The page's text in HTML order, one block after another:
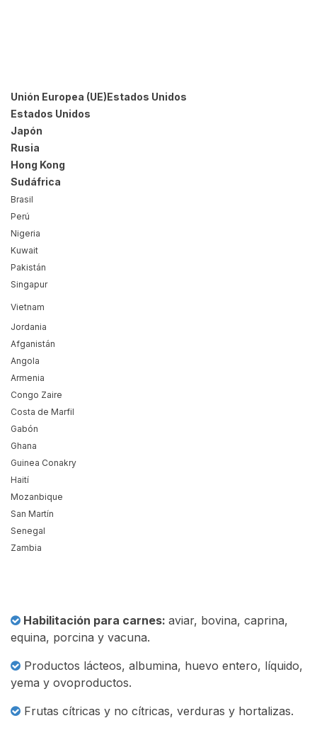
Unión Europea (UE)Estados Unidos
Estados Unidos
Japón
Rusia
Hong Kong
Sudáfrica
Brasil
Perú
Nigeria
Kuwait
Pakistán
Singapur
Vietnam
Jordania
Afganistán
Angola
Armenia
Congo Zaire
Costa de Marfil
Gabón
Ghana
Guinea Conakry
Haití
Mozanbique
San Martín
Senegal
Zambia
Habilitación para carnes: aviar, bovina, caprina,
equina, porcina y vacuna.
Productos lácteos, albumina, huevo entero, líquido,
yema y ovoproductos.
Frutas cítricas y no cítricas, verduras y hortalizas.